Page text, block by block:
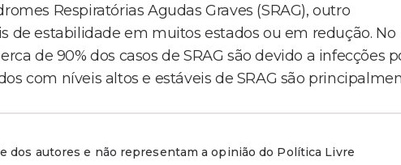
Respiratórias Agudas Graves (SRAG), outro
de estabilidade em muitos estados ou em redução. No
de 90% dos casos de SRAG são devido a infecções
com níveis altos e estáveis de SRAG são
dos autores e não representam a opinião do Política Livre